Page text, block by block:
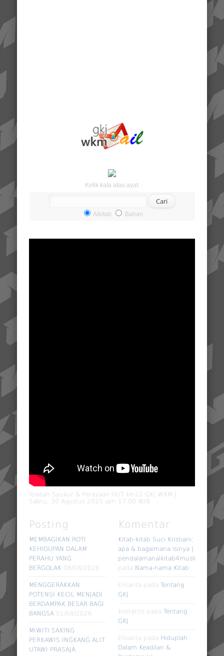
Ketik kata atau ayat:
Alkitab Bahan
Ibadah Syukur & Perayaan HUT ke-22 GKJ WKM |
Sabtu, 30 Agustus 2025 jam 17.00 WIB
Posting
MEMBAGIKAN ROTI
KEHIDUPAN DALAM
PERAHU YANG
BERGOLAK 08/08/2026
MENGGERAKKAN
POTENSI KECIL MENJADI
BERDAMPAK BESAR BAGI
BANGSA 01/08/2026
MIWITI SAKING
PERKAWIS INGKANG ALIT
UTAWI PRASAJA
Komentar
Kitab-kitab Suci Kristiani;
apa & bagaimana isinya |
pendalamanalkitab4muslim
pada Nama-nama Kitab
Elisanta padaTentang
GKJ
kristanto padaTentang
GKJ
Elisanta pada Hiduplah
Dalam Keadilan &